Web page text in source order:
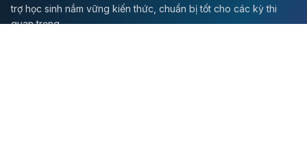
trợ học sinh nắm vững kiến thức, chuẩn bị tốt cho các kỳ thi
quan trọng.